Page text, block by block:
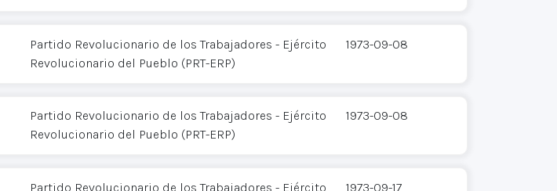
Partido Revolucionario de los Trabajadores - Ejército
Revolucionario del Pueblo (PRT-ERP)
1973-09-08
Partido Revolucionario de los Trabajadores - Ejército
Revolucionario del Pueblo (PRT-ERP)
1973-09-08
Partido Revolucionario de los Trabajadores - Ejército
1973-09-17